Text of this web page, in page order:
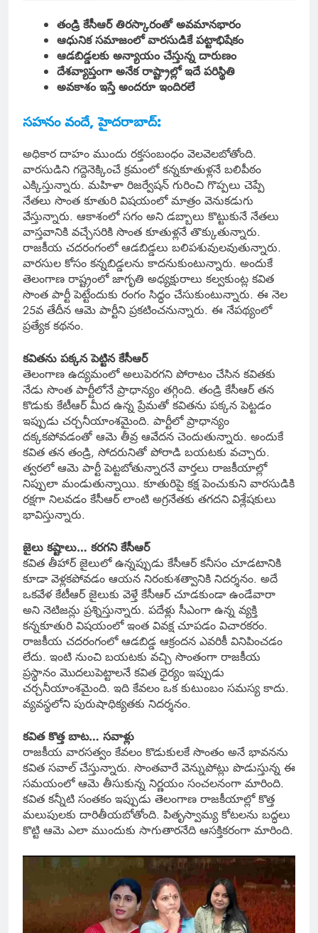
తండ్రి కేసీఆర్ తిరస్కారంతో అవమానభారం
ఆధునిక సమాజంలో వారసుడికే పట్టాభిషేకం
ఆడబిడ్డలకు అన్యాయం చేస్తున్న దారుణం
దేశవ్యాప్తంగా అనేక రాష్ట్రాల్లో ఇదే పరిస్థితి
అవకాశం ఇస్తే అందరూ ఇందిరలే
సహనం వందే, హైదరాబాద్:
అధికార దాహం ముందు రక్తసంబంధం వెలవెలబోతోంది.
వారసుడిని గద్దెనెక్కించే క్రమంలో కన్నకూతుళ్లనే బలిపీఠం
ఎక్కిస్తున్నారు. మహిళా రిజర్వేషన్ గురించి గొప్పలు చెప్పే
నేతలు సొంత కూతురి విషయంలో మాత్రం వెనుకడుగు
వేస్తున్నారు. ఆకాశంలో సగం అని డబ్బాలు కొట్టుకునే నేతలు
వాస్తవానికి వచ్చేసరికి సొంత కూతుళ్లనే తొక్కుతున్నారు.
రాజకీయ చదరంగంలో ఆడబిడ్డలు బలిపశువులవుతున్నారు.
వారసుల కోసం కన్నబిడ్డలను కాదనుకుంటున్నారు. అందుకే
తెలంగాణ రాష్ట్రంలో జాగృతి అధ్యక్షురాలు కల్వకుంట్ల కవిత
సొంత పార్టీ పెట్టేందుకు రంగం సిద్ధం చేసుకుంటున్నారు. ఈ నెల
25వ తేదీన ఆమె పార్టీని ప్రకటించనున్నారు. ఈ నేపథ్యంలో
ప్రత్యేక కథనం.
కవితను పక్కన పెట్టిన కేసీఆర్
తెలంగాణ ఉద్యమంలో అలుపెరగని పోరాటం చేసిన కవితకు
నేడు సొంత పార్టీలోనే ప్రాధాన్యం తగ్గింది. తండ్రి కేసీఆర్ తన
కొడుకు కేటీఆర్ మీద ఉన్న ప్రేమతో కవితను పక్కన పెట్టడం
ఇప్పుడు చర్చనీయాంశమైంది. పార్టీలో ప్రాధాన్యం
దక్కకపోవడంతో ఆమె తీవ్ర ఆవేదన చెందుతున్నారు. అందుకే
కవిత తన తండ్రి, సోదరునితో పోరాడి బయటకు వచ్చారు.
త్వరలో ఆమె పార్టీ పెట్టబోతున్నారనే వార్తలు రాజకీయాల్లో
నిప్పులా మండుతున్నాయి. కూతురిపై కక్ష పెంచుకుని వారసుడికి
రక్షగా నిలవడం కేసీఆర్ లాంటి అగ్రనేతకు తగదని విశ్లేషకులు
భావిస్తున్నారు.
జైలు కష్టాలు… కరగని కేసీఆర్
కవిత తీహార్ జైలులో ఉన్నప్పుడు కేసీఆర్ కనీసం చూడటానికి
కూడా వెళ్లకపోవడం ఆయన నిరంకుశత్వానికి నిదర్శనం. అదే
ఒకవేళ కేటీఆర్ జైలుకు వెళ్తే కేసీఆర్ చూడకుండా ఉండేవారా
అని నెటిజన్లు ప్రశ్నిస్తున్నారు. పదేళ్లు సీఎంగా ఉన్న వ్యక్తి
కన్నకూతురి విషయంలో ఇంత వివక్ష చూపడం విచారకరం.
రాజకీయ చదరంగంలో ఆడబిడ్డ ఆక్రందన ఎవరికీ వినిపించడం
లేదు. ఇంటి నుంచి బయటకు వచ్చి సొంతంగా రాజకీయ
ప్రస్థానం మొదలుపెట్టాలనే కవిత ధైర్యం ఇప్పుడు
చర్చనీయాంశమైంది. ఇది కేవలం ఒక కుటుంబం సమస్య కాదు.
వ్యవస్థలోని పురుషాధిక్యతకు నిదర్శనం.
కవిత కొత్త బాట… సవాళ్లు
రాజకీయ వారసత్వం కేవలం కొడుకులకే సొంతం అనే భావనను
కవిత సవాల్ చేస్తున్నారు. సొంతవారే వెన్నుపోట్లు పొడుస్తున్న ఈ
సమయంలో ఆమె తీసుకున్న నిర్ణయం సంచలనంగా మారింది.
కవిత కన్నీటి సంతకం ఇప్పుడు తెలంగాణ రాజకీయాల్లో కొత్త
మలుపులకు దారితీయబోతోంది. పితృస్వామ్య కోటలను బద్ధలు
కొట్టి ఆమె ఎలా ముందుకు సాగుతారనేది ఆసక్తికరంగా మారింది.